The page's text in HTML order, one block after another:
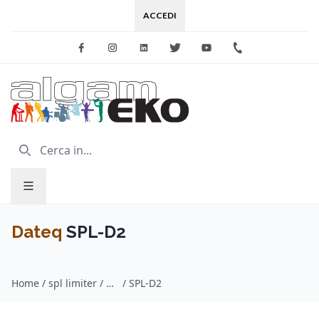
ACCEDI
FacebookInstagramLinkedinTwitter Youtube
Dateq SPL-D2
Home / spl limiter / Dateq / SPL-D2